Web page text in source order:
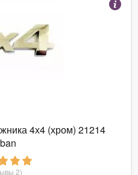
4х4 (хром) 21214
2)